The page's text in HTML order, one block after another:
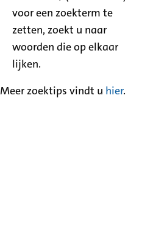
voor een zoekterm te
zetten, zoekt u naar
woorden die op elkaar
lijken.
Meer zoektips vindt u hier.